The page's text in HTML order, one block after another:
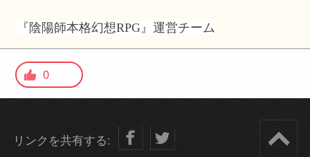
『陰陽師本格幻想RPG』運営チーム
0
リンクを共有する: